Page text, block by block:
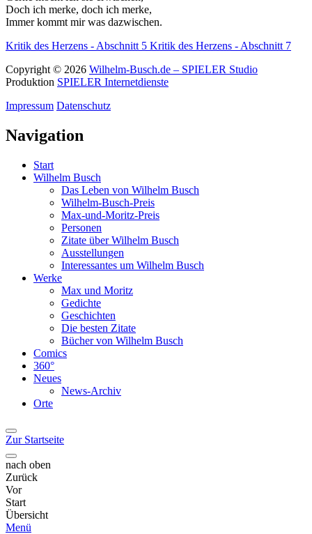
Doch ich merke, doch ich merke,
Immer kommt mir was dazwischen.
Kritik des Herzens - Abschnitt 5 Kritik des Herzens - Abschnitt 7
Copyright © 2026 Wilhelm-Busch.de – SPIELER Studio
Produktion SPIELER Internetdienste
Impressum Datenschutz
Navigation
Start
Wilhelm Busch
Das Leben von Wilhelm Busch
Wilhelm-Busch-Preis
Max-und-Moritz-Preis
Personen
Zitate über Wilhelm Busch
Ausstellungen
Interessantes um Wilhelm Busch
Werke
Max und Moritz
Gedichte
Geschichten
Die besten Zitate
Bücher von Wilhelm Busch
Comics
360°
Neues
News-Archiv
Orte
Zur Startseite
nach oben
Zurück
Vor
Start
Übersicht
Menü